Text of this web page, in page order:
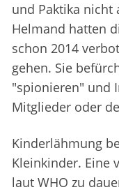
und Paktika nicht
Helmand hatten
schon 2014
gehen. Sie
"spionieren" und
Mitglieder oder
Kinderlähmung
Kleinkinder. Eine
laut WHO zu